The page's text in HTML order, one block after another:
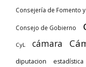
Consejería de Fomento
Consejo de Gobierno
CyL cámara
diputacion estadística